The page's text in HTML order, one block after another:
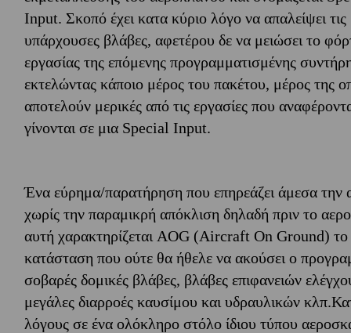
Input. Σκοπό έχει κατα κύριο λόγο να απαλείψει τις
υπάρχουσες βλάβες, αφετέρου δε να μειώσει το
εργασίας της επόμενης προγραμματισμένης
εκτελώντας κάποιο μέρος του πακέτου, μέρος της
αποτελούν μερικές από τις εργασίες που
γίνονται σε μια Special Input.
Ένα εύρημα/παρατήρηση που επηρεάζει άμεσα την
χωρίς την παραμικρή απόκλιση δηλαδή πριν το
αυτή χαρακτηρίζεται AOG (Aircraft On Ground) το
κατάσταση που ούτε θα ήθελε να ακούσει ο
σοβαρές δομικές βλάβες, βλάβες επιφανειών
μεγάλες διαρροές καυσίμου και υδραυλικών
λόγους σε ένα ολόκληρο στόλο ίδιου τύπου